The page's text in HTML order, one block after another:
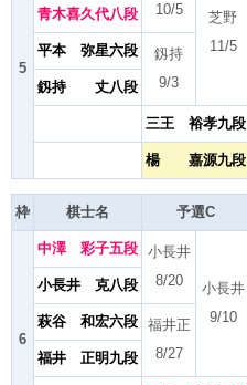
5
10/5
芝野
11/5
青木喜久代八段
平本 弥星六段
釼持
9/3
釼持 丈八段
三王 裕孝九段
楊 嘉源九段
枠 棋士名 予選C
6
中澤 彩子五段 小長井
8/20
小長井
9/10
小長井 克八段
萩谷 和宏六段 福井正
8/27
福井 正明九段